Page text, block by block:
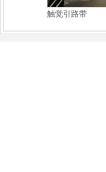
触觉引路带